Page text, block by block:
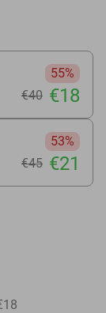
55%
€40 €18
53%
€45 €21